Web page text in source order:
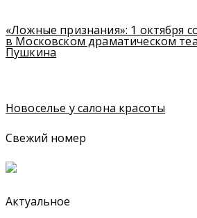
«Ложные признания»: 1 октября
в Московском драматическом
Пушкина
Новоселье у салона красоты
Свежий номер
Актуальное